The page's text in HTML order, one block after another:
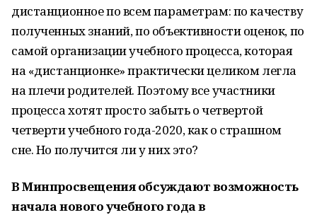
дистанционное по всем параметрам: по качеству
полученных знаний, по объективности оценок, по
самой организации учебного процесса, которая
на «дистанционке» практически целиком легла
на плечи родителей. Поэтому все участники
процесса хотят просто забыть о четвертой
четверти учебного года-2020, как о страшном
сне. Но получится ли у них это?
В Минпросвещения обсуждают возможность
начала нового учебного года в